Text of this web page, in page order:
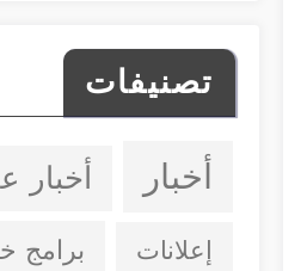
تصنيفات
أخبار أخبار
إعلانات برامج